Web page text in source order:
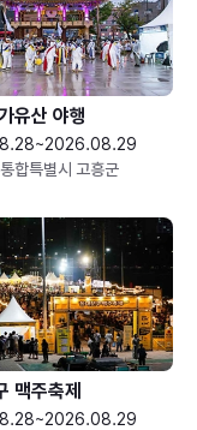
유산 야행
합특별시 고흥군
맥주축제